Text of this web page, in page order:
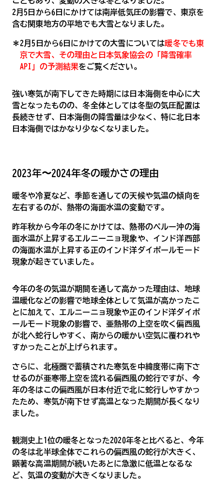
2月5日から6日にかけては南岸低気圧の影響で、東京を
含む関東地方の平地でも大雪となりました。
＊2月5日から6日にかけての大雪については暖冬でも東
京で大雪、その理由と日本気象協会の「降雪確率
API」の予測結果をご覧ください。
強い寒気が南下してきた時期には日本海側を中心に大
雪となったものの、冬全体としては冬型の気圧配置は
長続きせず、日本海側の降雪量は少なく、特に北日本
日本海側ではかなり少なくなりました。
2023年〜2024年冬の暖かさの理由
暖冬や冷夏など、季節を通しての天候や気温の傾向を
左右するのが、熱帯の海面水温の変動です。
昨年秋から今年の冬にかけては、熱帯のペルー沖の海
面水温が上昇するエルニーニョ現象や、インド洋西部
の海面水温が上昇する正のインド洋ダイポールモード
現象が起きていました。
今年の冬の気温が期間を通して高かった理由は、地球
温暖化などの影響で地球全体として気温が高かったこ
とに加えて、エルニーニョ現象や正のインド洋ダイポ
ールモード現象の影響で、亜熱帯の上空を吹く偏西風
が北へ蛇行しやすく、南からの暖かい空気に覆われや
すかったことが上げられます。
さらに、北極圏で蓄積された寒気を中緯度帯に南下さ
せるのが亜寒帯上空を流れる偏西風の蛇行ですが、今
年の冬はこの偏西風が日本付近で北に蛇行しやすかっ
たため、寒気が南下せず高温となった期間が長くなり
ました。
観測史上1位の暖冬となった2020年冬と比べると、今年
の冬は北半球全体でこれらの偏西風の蛇行が大きく、
顕著な高温期間が続いたあとに急激に低温となるな
ど、気温の変動が大きくなりました。